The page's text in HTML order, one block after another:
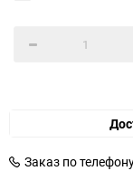
Заказ по